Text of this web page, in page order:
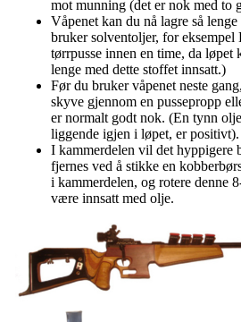
mot munning (det er nok med to
Våpenet kan du nå lagre så
bruker solventoljer, for eksempel
tørrpusse innen en time, da løpet
lenge med dette stoffet innsatt.)
Før du bruker våpenet neste
skyve gjennom en pussepropp
er normalt godt nok. (En tynn
liggende igjen i løpet, er positivt).
I kammerdelen vil det hyppigere
fjernes ved å stikke en
i kammerdelen, og rotere denne
være innsatt med olje.